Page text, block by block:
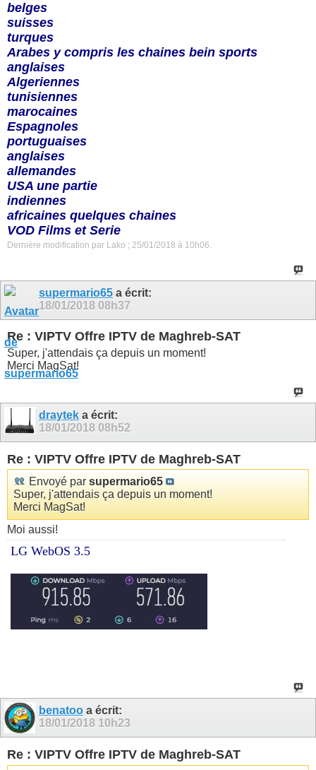
belges
suisses
turques
Arabes y compris les chaines bein sports
anglaises
Algeriennes
tunisiennes
marocaines
Espagnoles
portuguaises
anglaises
allemandes
USA une partie
indiennes
africaines quelques chaines
VOD Films et Serie
Dernière modification par Lako ; 25/01/2018 à 10h06.
supermario65 a écrit:
18/01/2018 08h37
Re : VIPTV Offre IPTV de Maghreb-SAT
Super, j'attendais ça depuis un moment!
Merci MagSat!
draytek a écrit:
18/01/2018 08h52
Re : VIPTV Offre IPTV de Maghreb-SAT
Envoyé par supermario65
Super, j'attendais ça depuis un moment!
Merci MagSat!
Moi aussi!
LG WebOS 3.5
benatoo a écrit:
18/01/2018 10h23
Re : VIPTV Offre IPTV de Maghreb-SAT